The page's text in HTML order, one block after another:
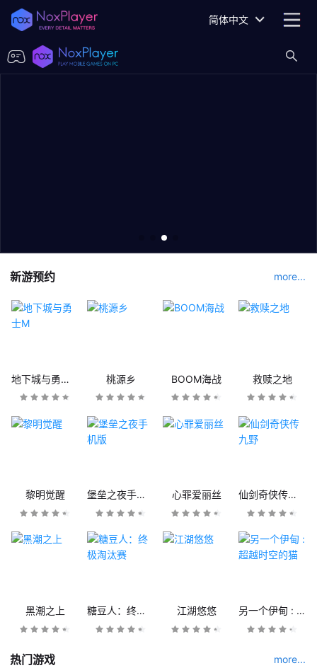
简体中文
新游预约 more...
地下城与勇士M 桃源乡 BOOM海战 救赎之地
黎明觉醒 堡垒之夜手机版 心罪爱丽丝 仙剑奇侠传九野
黑潮之上 糖豆人：终极淘汰赛 江湖悠悠 另一个伊甸 : 超越时空的猫
热门游戏 more...